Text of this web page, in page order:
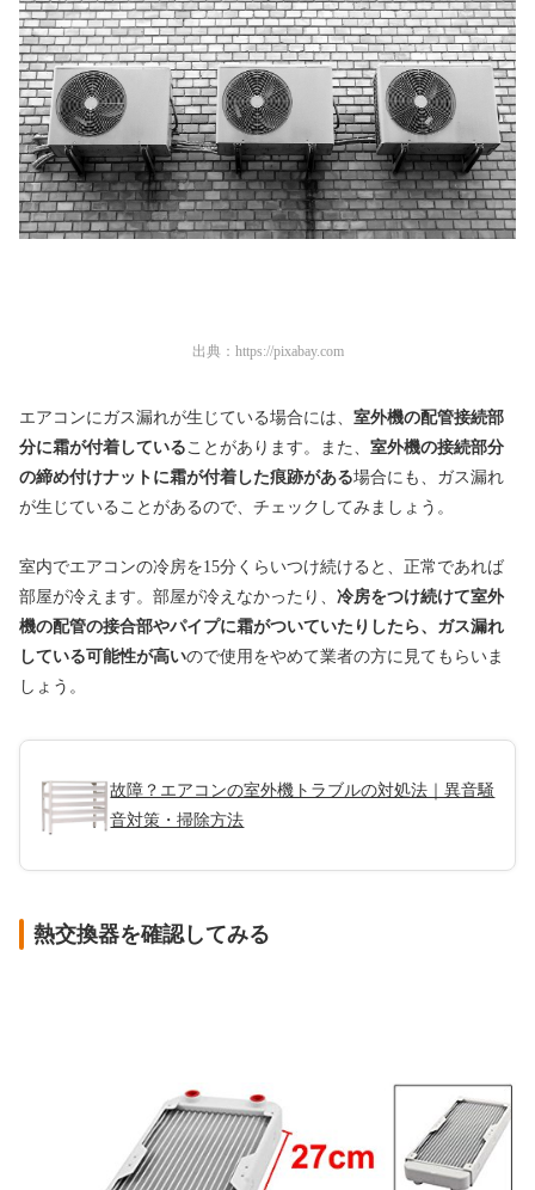
出典： https://pixabay.com
エアコンにガス漏れが生じている場合には、 室外機の配管接続部
分に霜が付着している ことがあります。また、 室外機の接続部分
の締め付けナットに霜が付着した痕跡がある場合にも、ガス漏れ
が生じていることがあるので、チェックしてみましょう。
室内でエアコンの冷房を15分くらいつけ続けると、正常であれば
部屋が冷えます。部屋が冷えなかったり、 冷房をつけ続けて室外
機の配管の接合部やパイプに霜がついていたりしたら、ガス漏れ
している可能性が高いので使用をやめて業者の方に見てもらいま
しょう。
故障？エアコンの室外機トラブルの対処法｜異音騒
音対策・掃除方法
熱交換器を確認してみる